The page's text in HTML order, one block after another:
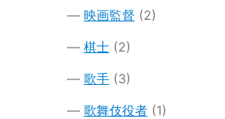
映画監督 (2)
棋士(2)
歌手(3)
歌舞伎役者(1)